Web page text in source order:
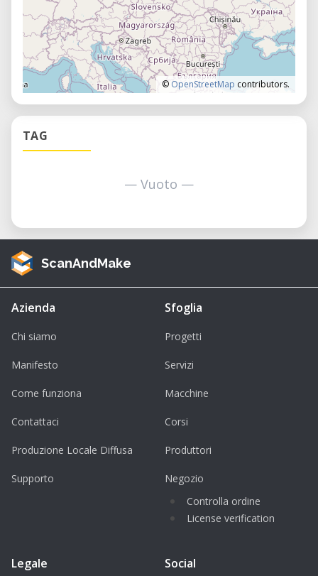
© OpenStreetMap contributors.
TAG
— Vuoto —
ScanAndMake
Azienda
Chi siamo
Manifesto
Come funziona
Contattaci
Produzione Locale Diffusa
Supporto
Sfoglia
Progetti
Servizi
Macchine
Corsi
Produttori
Negozio
Controlla ordine
License verification
Legale Social